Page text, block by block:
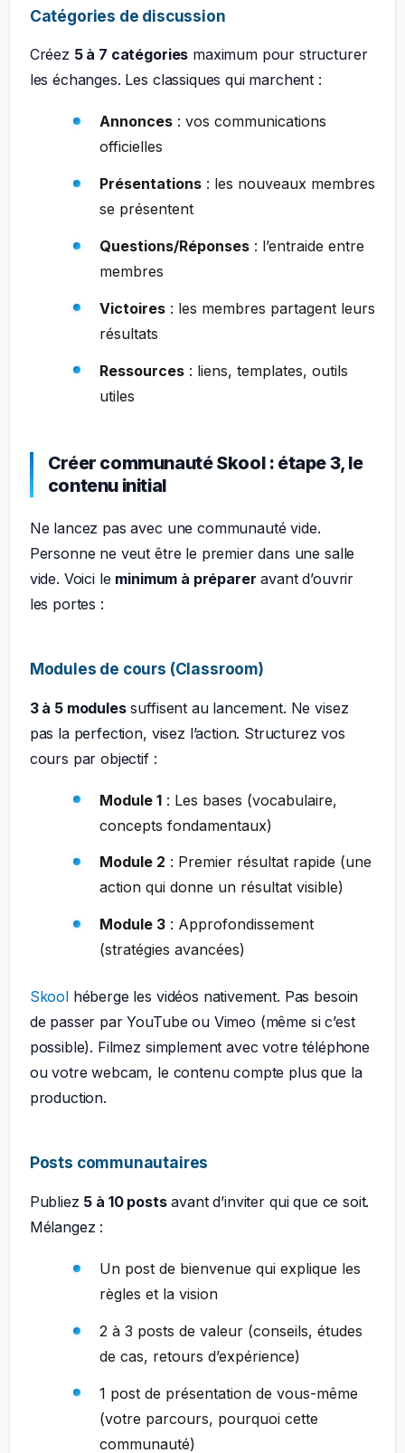
Catégories de discussion
Créez 5 à 7 catégories maximum pour structurer
les échanges. Les classiques qui marchent :
Annonces: vos communications
officielles
Présentations: les nouveaux membres
se présentent
Questions/Réponses: l’entraide entre
membres
Victoires: les membres partagent leurs
résultats
Ressources: liens, templates, outils
utiles
Créer communauté Skool : étape 3, le
contenu initial
Ne lancez pas avec une communauté vide.
Personne ne veut être le premier dans une salle
vide. Voici le minimum à préparer avant d’ouvrir
les portes :
Modules de cours (Classroom)
3 à 5 modulessuffisent au lancement. Ne visez
pas la perfection, visez l’action. Structurez vos
cours par objectif :
Module 1: Les bases (vocabulaire,
concepts fondamentaux)
Module 2 : Premier résultat rapide (une
action qui donne un résultat visible)
Module 3: Approfondissement
(stratégies avancées)
Skoolhéberge les vidéos nativement. Pas besoin
de passer par YouTube ou Vimeo (même si c’est
possible). Filmez simplement avec votre téléphone
ou votre webcam, le contenu compte plus que la
production.
Posts communautaires
Publiez 5 à 10 postsavant d’inviter qui que ce soit.
Mélangez :
Un post de bienvenue qui explique les
règles et la vision
2 à 3 posts de valeur (conseils, études
de cas, retours d’expérience)
1 post de présentation de vous-même
(votre parcours, pourquoi cette
communauté)